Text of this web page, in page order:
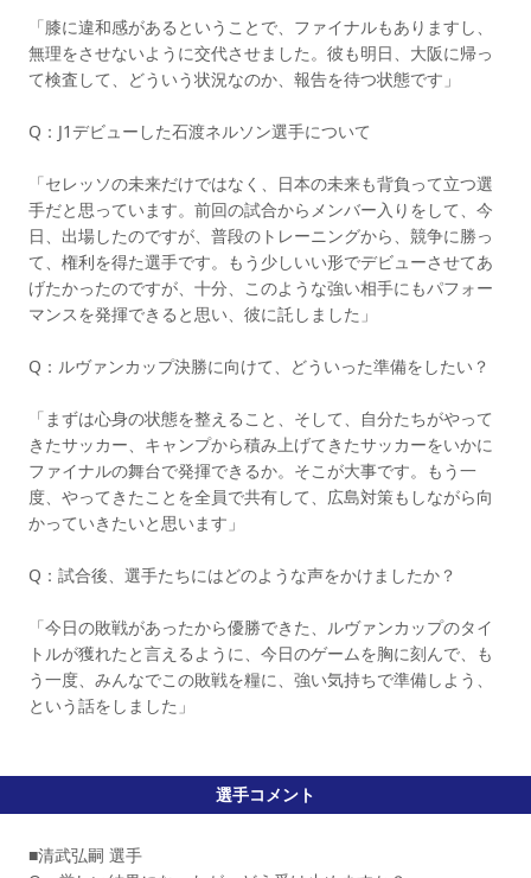
「膝に違和感があるということで、ファイナルもありますし、
無理をさせないように交代させました。彼も明日、大阪に帰っ
て検査して、どういう状況なのか、報告を待つ状態です」
Q：J1デビューした石渡ネルソン選手について
「セレッソの未来だけではなく、日本の未来も背負って立つ選
手だと思っています。前回の試合からメンバー入りをして、今
日、出場したのですが、普段のトレーニングから、競争に勝っ
て、権利を得た選手です。もう少しいい形でデビューさせてあ
げたかったのですが、十分、このような強い相手にもパフォー
マンスを発揮できると思い、彼に託しました」
Q：ルヴァンカップ決勝に向けて、どういった準備をしたい？
「まずは心身の状態を整えること、そして、自分たちがやって
きたサッカー、キャンプから積み上げてきたサッカーをいかに
ファイナルの舞台で発揮できるか。そこが大事です。もう一
度、やってきたことを全員で共有して、広島対策もしながら向
かっていきたいと思います」
Q：試合後、選手たちにはどのような声をかけましたか？
「今日の敗戦があったから優勝できた、ルヴァンカップのタイ
トルが獲れたと言えるように、今日のゲームを胸に刻んで、も
う一度、みんなでこの敗戦を糧に、強い気持ちで準備しよう、
という話をしました」
選手コメント
■清武弘嗣 選手